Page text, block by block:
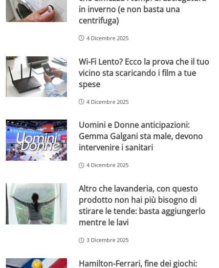
in inverno (e non basta una
centrifuga)
4 Dicembre 2025
Wi-Fi Lento? Ecco la prova che il tuo
vicino sta scaricando i film a tue
spese
4 Dicembre 2025
Uomini e Donne anticipazioni:
Gemma Galgani sta male, devono
intervenire i sanitari
4 Dicembre 2025
Altro che lavanderia, con questo
prodotto non hai più bisogno di
stirare le tende: basta aggiungerlo
mentre le lavi
3 Dicembre 2025
Hamilton-Ferrari, fine dei giochi: